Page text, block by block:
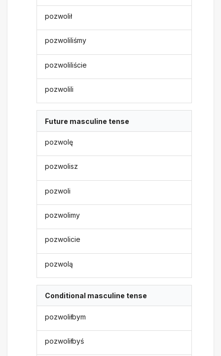
pozwolił
pozwoliliśmy
pozwoliliście
pozwolili
Future masculine tense
pozwolę
pozwolisz
pozwoli
pozwolimy
pozwolicie
pozwolą
Conditional masculine tense
pozwoliłbym
pozwoliłbyś